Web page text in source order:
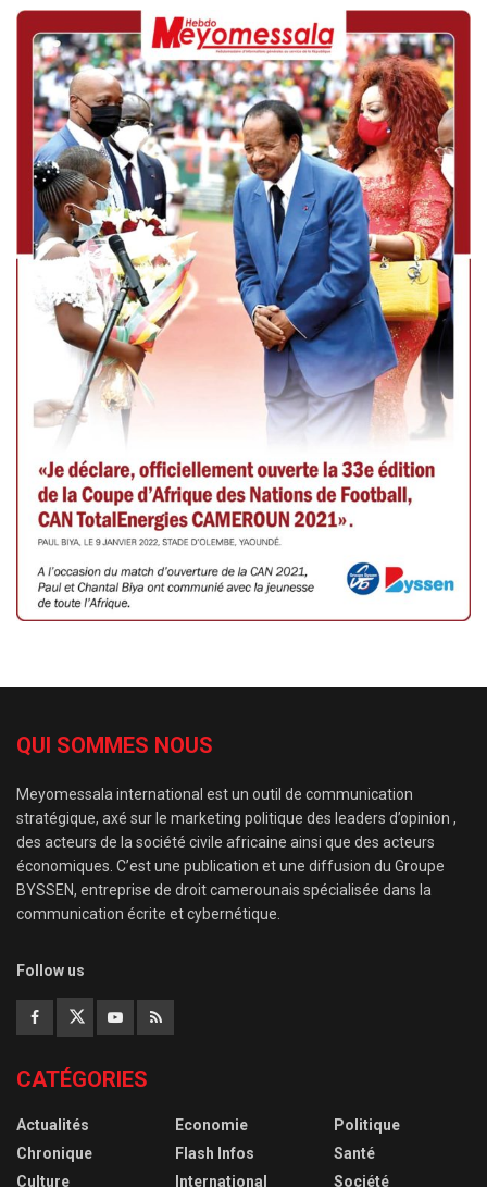
QUI SOMMES NOUS
Meyomessala international est un outil de communication
stratégique, axé sur le marketing politique des leaders d’opinion ,
des acteurs de la société civile africaine ainsi que des acteurs
économiques. C’est une publication et une diffusion du Groupe
BYSSEN, entreprise de droit camerounais spécialisée dans la
communication écrite et cybernétique.
Follow us
CATÉGORIES
Actualités
Chronique
Culture
Economie
Flash Infos
International
Politique
Santé
Société